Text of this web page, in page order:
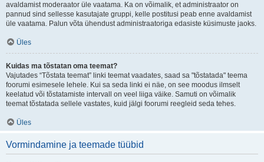
avaldamist moderaator üle vaatama. Ka on võimalik, et administraator on
pannud sind sellesse kasutajate gruppi, kelle postitusi peab enne avaldamist
üle vaatama. Palun võta ühendust administraatoriga edasiste küsimuste jaoks.
Üles
Kuidas ma tõstatan oma teemat?
Vajutades “Tõstata teemat” linki teemat vaadates, saad sa "tõstatada" teema
foorumi esimesele lehele. Kui sa seda linki ei näe, on see moodus ilmselt
keelatud või tõstatamiste intervall on veel liiga väike. Samuti on võimalik
teemat tõstatada sellele vastates, kuid jälgi foorumi reegleid seda tehes.
Üles
Vormindamine ja teemade tüübid